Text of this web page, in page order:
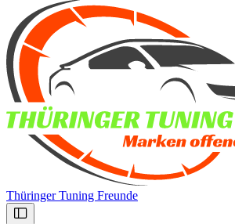
Thüringer Tuning Freunde